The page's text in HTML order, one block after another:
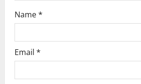
Name*
Email *